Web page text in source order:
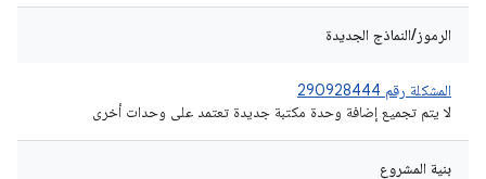
الرموز/النماذج الجديدة
المشكلة رقم 290928444
لا يتم تجميع إضافة وحدة مكتبة جديدة تعتمد على وحدات أخرى
بنية المشروع